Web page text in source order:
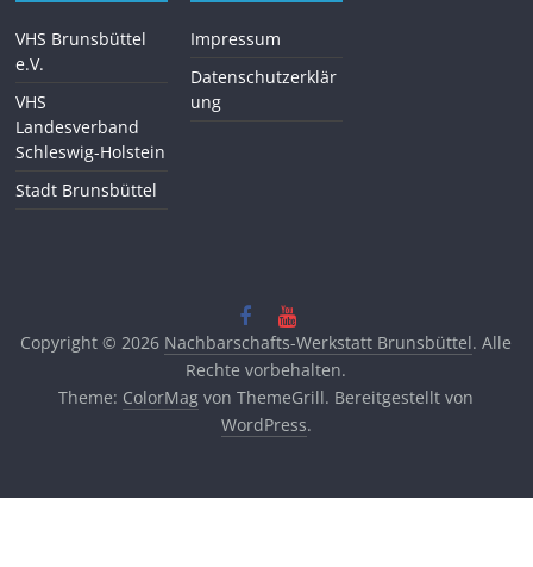
VHS Brunsbüttel
e.V.
VHS
Landesverband
Schleswig-Holstein
Stadt Brunsbüttel
Impressum
Datenschutzerklär
ung
Copyright © 2026 Nachbarschafts-Werkstatt Brunsbüttel. Alle
Rechte vorbehalten.
Theme: ColorMag von ThemeGrill. Bereitgestellt von
WordPress.